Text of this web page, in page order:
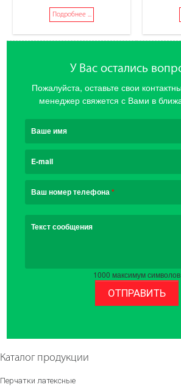
Подробнее ...
У Вас остались
Пожалуйста, оставьте свои
менеджер свяжется с Вами в
Ваше имя
E-mail
Ваш номер телефона*
Текст сообщения
1000 максимум символов
ОТПРАВИТЬ
Каталог продукции
Перчатки латексные